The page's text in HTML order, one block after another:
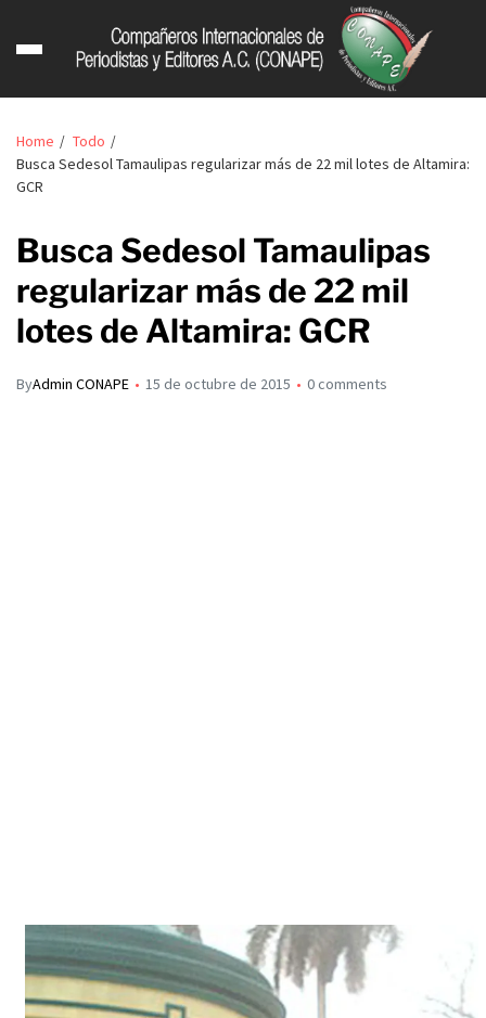
Home
Todo
Busca Sedesol Tamaulipas regularizar más de 22 mil lotes de Altamira:
GCR
Busca Sedesol Tamaulipas
regularizar más de 22 mil
lotes de Altamira: GCR
ByAdmin CONAPE 15 de octubre de 2015 0 comments